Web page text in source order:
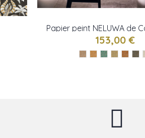
Papier peint NELUWA de
153,00 €